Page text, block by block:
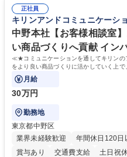
正社員
キリンアンドコミュニケーシ
中野本社【お客様相談室
い商品づくりへ貢献 イン
≪★コミュニケーションを通してキリン
をより良い商品づくりに活かしていく上
月給
30万円
勤務地
東京都中野区
業界未経験歓迎
年間休日120日
賞与あり
交通費支給 土日祝